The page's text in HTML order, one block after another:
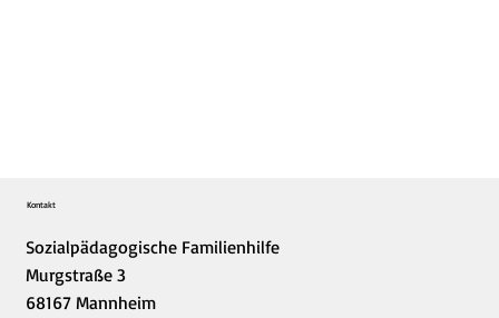
Kontakt
Sozialpädagogische Familienhilfe
Murgstraße 3
68167 Mannheim